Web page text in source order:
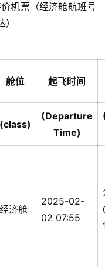
机票（经济舱航班号
舱位 起飞时间
(class)
(Departure
Time)
经济舱
2025-02-
02 07:55